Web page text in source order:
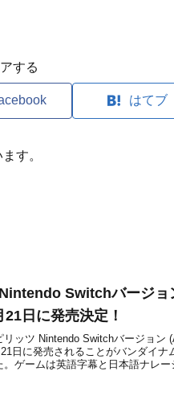
する
はてブ
す。
Nintendo Switchバージョ
日に発売決定！
ッツ Nintendo Switchバージョン
日に発売されることがバンダイナ
。ゲームは英語字幕と日本語ナレ